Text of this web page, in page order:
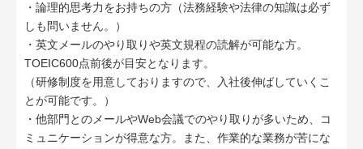
・論理的思考力をお持ちの方（法務経験や法律の知識は必ず
しも問いません。）
・英文メールのやり取りや英文規程の読解が可能な方。
TOEIC600点前後が目安となります。
（研修制度を用意しておりますので、入社後伸ばしていくこ
とが可能です。）
・他部門とのメールやWeb会議でのやり取りが多いため、コ
ミュニケーションが得意な方。また、作業的な業務が苦にな